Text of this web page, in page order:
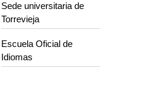
Sede universitaria de
Torrevieja
Escuela Oficial de
Idiomas